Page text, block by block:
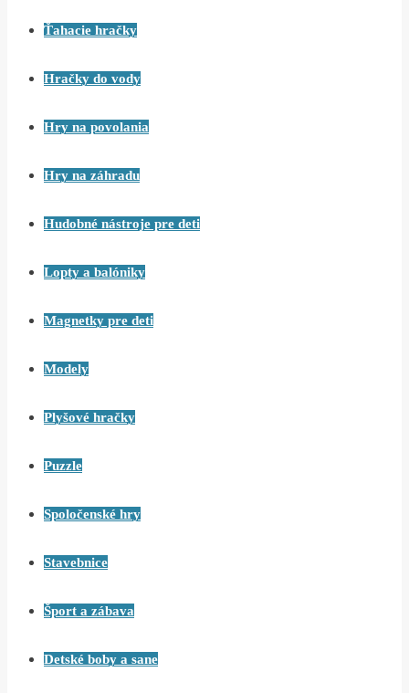
Ťahacie hračky
Hračky do vody
Hry na povolania
Hry na záhradu
Hudobné nástroje pre deti
Lopty a balóniky
Magnetky pre deti
Modely
Plyšové hračky
Puzzle
Spoločenské hry
Stavebnice
Šport a zábava
Detské boby a sane